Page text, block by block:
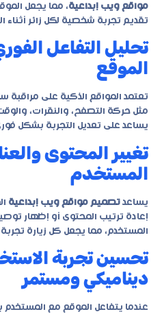
مواقع ويب إبداعية، مما يجعل
تقديم تجربة شخصية لكل زائر
تحليل التفاعل
الموقع
تعتمد المواقع الذكية على
مثل حركة التصفح، والنقرات،
يساعد على تعديل التجربة بشكل
تغيير المحتوى
المستخدم
يساعد تصميم مواقع ويب إبداعية
إعادة ترتيب المحتوى أو إظهار
المستخدم، مما يجعل كل زيارة
تحسين تجربة
ديناميكي ومستمر
عندما يتفاعل الموقع مع